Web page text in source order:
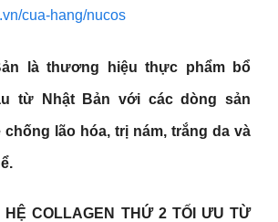
cua-hang/nucos
là thương hiệu thực phẩm bổ
từ Nhật Bản với các dòng sản
chống lão hóa, trị nám, trắng da và
HỆ COLLAGEN THỨ 2 TỐI ƯU TỪ